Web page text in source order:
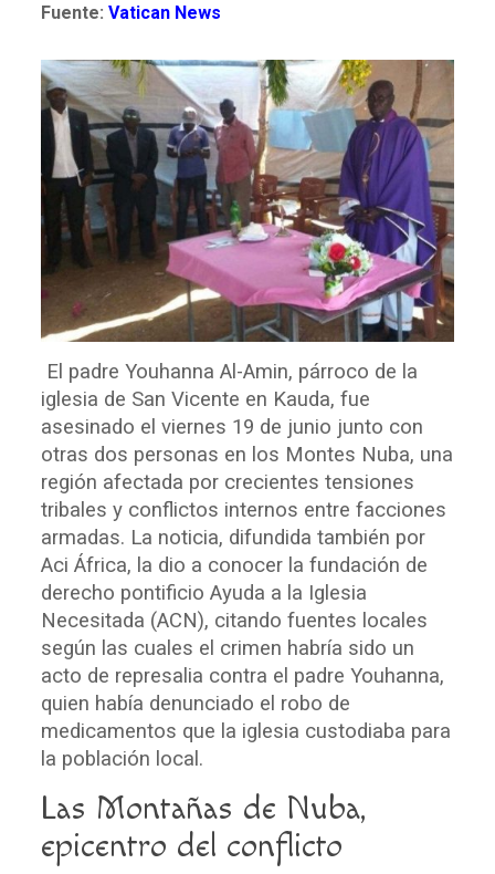
Fuente: Vatican News
El padre Youhanna Al-Amin, párroco de la
iglesia de San Vicente en Kauda, fue
asesinado el viernes 19 de junio junto con
otras dos personas en los Montes Nuba, una
región afectada por crecientes tensiones
tribales y conflictos internos entre facciones
armadas. La noticia, difundida también por
Aci África, la dio a conocer la fundación de
derecho pontificio Ayuda a la Iglesia
Necesitada (ACN), citando fuentes locales
según las cuales el crimen habría sido un
acto de represalia contra el padre Youhanna,
quien había denunciado el robo de
medicamentos que la iglesia custodiaba para
la población local.
Las Montañas de Nuba,
epicentro del conflicto